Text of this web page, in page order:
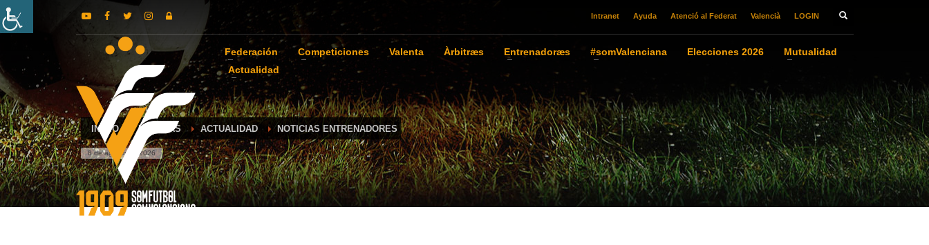
Intranet Ayuda Atenció al Federat Valencià LOGIN
Federación Competiciones Valenta Àrbitræs Entrenadoræs #somValenciana Elecciones 2026
Mutualidad
Actualidad
INICIO NOTICIAS ACTUALIDAD NOTICIAS ENTRENADORES
8 de agosto de 2026